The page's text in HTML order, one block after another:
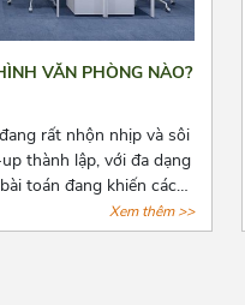
VĂN PHÒNG NÀO?
rất nhộn nhịp và sôi
thành lập, với đa dạng
toán đang khiến các
văn phòng sao cho
hạn hẹp. Và bài viết
Xem thêm >>